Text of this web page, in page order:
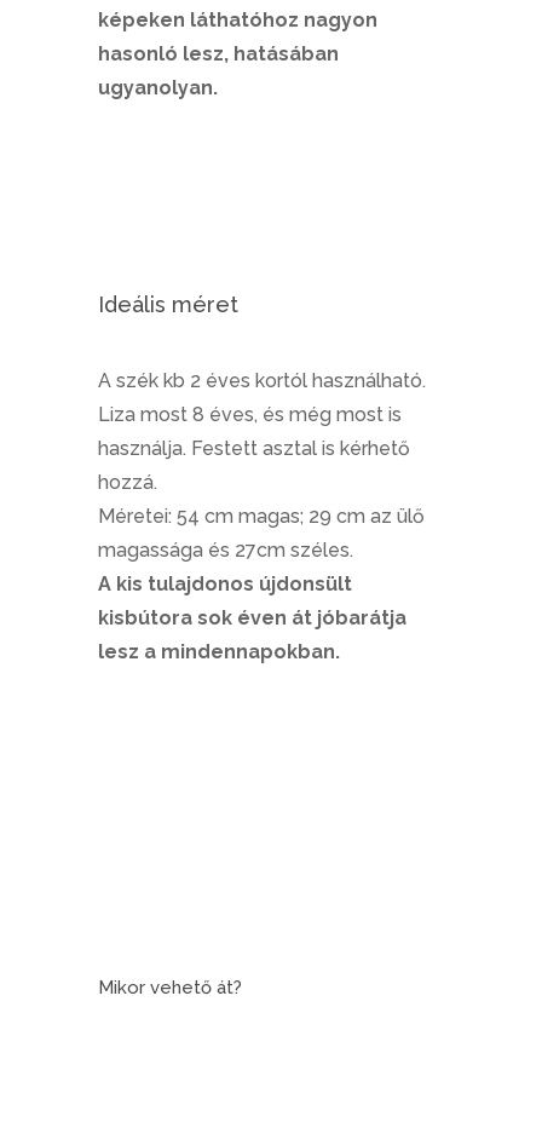
képeken láthatóhoz nagyon
hasonló lesz, hatásában
ugyanolyan.
Ideális méret
A szék kb 2 éves kortól használható.
Liza most 8 éves, és még most is
használja. Festett asztal is kérhető
hozzá.
Méretei: 54 cm magas; 29 cm az ülő
magassága és 27cm széles.
A kis tulajdonos újdonsült
kisbútora sok éven át jóbarátja
lesz a mindennapokban.
Mikor vehető át?